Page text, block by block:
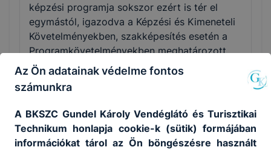
képzési programja sokszor ezért is tér el
egymástól, igazodva a Képzési és Kimeneteli
Követelményekben, szakképesítés esetén a
Programkövetelményekben meghatározott
tartalmakhoz és a helyi igényekhez.
Szakmák
Az Ön adatainak védelme fontos
számunkra
A BKSZC Gundel Károly Vendéglátó és Turisztikai
Technikum honlapja cookie-k (sütik) formájában
információkat tárol az Ön böngészésre használt